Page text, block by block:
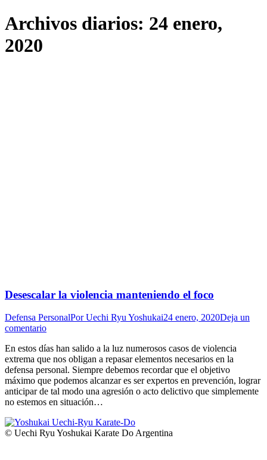
Archivos diarios: 24 enero,
2020
Desescalar la violencia manteniendo el foco
Defensa PersonalPorUechi Ryu Yoshukai24 enero, 2020Deja un
comentario
En estos días han salido a la luz numerosos casos de violencia
extrema que nos obligan a repasar elementos necesarios en la
defensa personal. Siempre debemos recordar que el objetivo
máximo que podemos alcanzar es ser expertos en prevención, lograr
anticipar de tal modo una agresión o acto delictivo que simplemente
no estemos en situación…
© Uechi Ryu Yoshukai Karate Do Argentina